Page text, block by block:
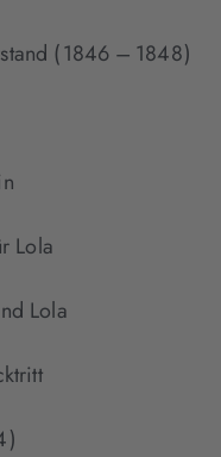
( 1846 – 1848 )
Lola
Lola
)